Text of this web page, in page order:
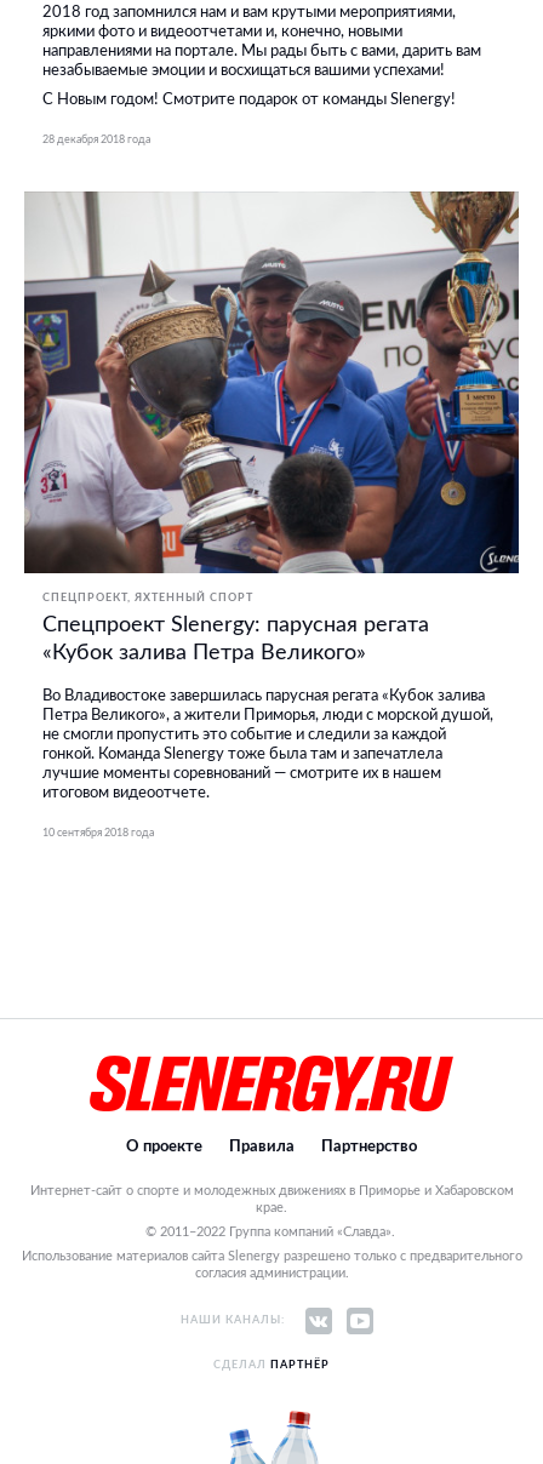
2018 год запомнился нам и вам крутыми мероприятиями,
яркими фото и видеоотчетами и, конечно, новыми
направлениями на портале. Мы рады быть с вами, дарить вам
незабываемые эмоции и восхищаться вашими успехами!
С Новым годом! Смотрите подарок от команды Slenergy!
28 декабря 2018 года
СПЕЦПРОЕКТ ЯХТЕННЫЙ СПОРТ
Спецпроект Slenergy: парусная регата
«Кубок залива Петра Великого»
Во Владивостоке завершилась парусная регата «Кубок залива
Петра Великого», а жители Приморья, люди с морской душой,
не смогли пропустить это событие и следили за каждой
гонкой. Команда Slenergy тоже была там и запечатлела
лучшие моменты соревнований — смотрите их в нашем
итоговом видеоотчете.
10 сентября 2018 года
О проекте Правила Партнерство
Интернет-сайт о спорте и молодежных движениях в Приморье и Хабаровском
крае.
© 2011–2022 Группа компаний «Славда».
Использование материалов сайта Slenergy разрешено только с предварительного
согласия администрации.
НАШИ КАНАЛЫ:
СДЕЛАЛ ПАРТНЁР